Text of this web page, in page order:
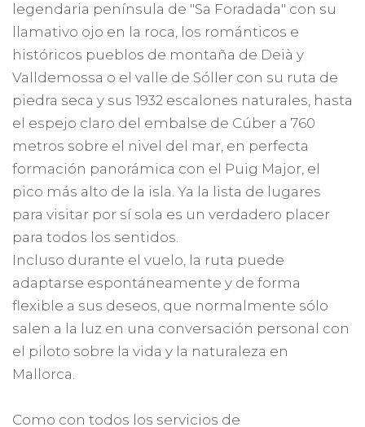
legendaria península de "Sa Foradada" con su
llamativo ojo en la roca, los románticos e
históricos pueblos de montaña de Deià y
Valldemossa o el valle de Sóller con su ruta de
piedra seca y sus 1932 escalones naturales, hasta
el espejo claro del embalse de Cúber a 760
metros sobre el nivel del mar, en perfecta
formación panorámica con el Puig Major, el
pico más alto de la isla. Ya la lista de lugares
para visitar por sí sola es un verdadero placer
para todos los sentidos.
Incluso durante el vuelo, la ruta puede
adaptarse espontáneamente y de forma
flexible a sus deseos, que normalmente sólo
salen a la luz en una conversación personal con
el piloto sobre la vida y la naturaleza en
Mallorca.
Como con todos los servicios de